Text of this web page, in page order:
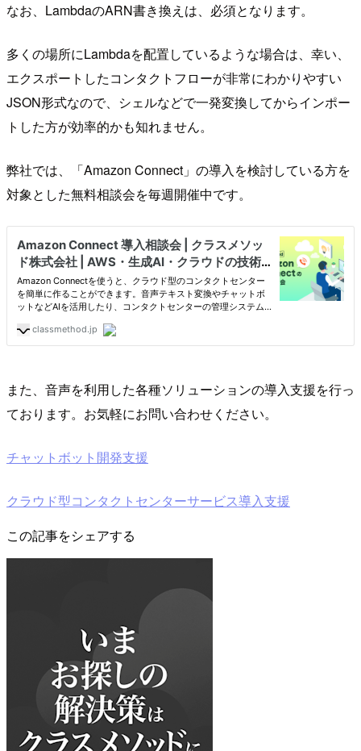
なお、LambdaのARN書き換えは、必須となります。
多くの場所にLambdaを配置しているような場合は、幸い、
エクスポートしたコンタクトフローが非常にわかりやすい
JSON形式なので、シェルなどで一発変換してからインポー
トした方が効率的かも知れません。
弊社では、「Amazon Connect」の導入を検討している方を
対象とした無料相談会を毎週開催中です。
また、音声を利用した各種ソリューションの導入支援を行っ
ております。お気軽にお問い合わせください。
チャットボット開発支援
クラウド型コンタクトセンターサービス導入支援
この記事をシェアする